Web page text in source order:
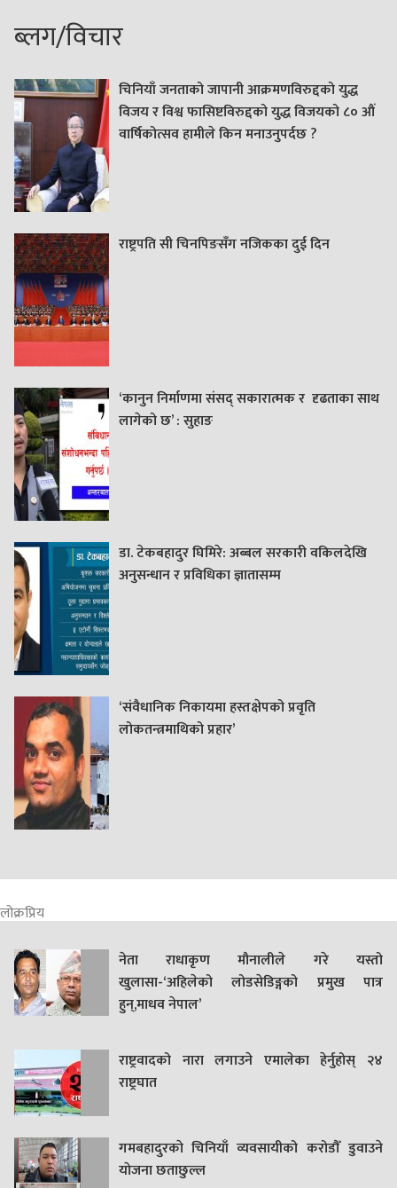
ब्लग/विचार
चिनियाँ जनताको जापानी आक्रमणविरुद्दको युद्ध
विजय र विश्व फासिष्टविरुद्दको युद्ध विजयको ८० औं
वार्षिकोत्सव हामीले किन मनाउनुपर्दछ ?
राष्ट्रपति सी चिनपिङसँग नजिकका दुई दिन
‘कानुन निर्माणमा संसद् सकारात्मक र दृढताका साथ
लागेको छ’ : सुहाङ
डा. टेकबहादुर घिमिरे: अब्बल सरकारी वकिलदेखि
अनुसन्धान र प्रविधिका ज्ञातासम्म
‘संवैधानिक निकायमा हस्तक्षेपको प्रवृति
लोकतन्त्रमाथिको प्रहार’
लोक्रप्रिय
नेता राधाकृण मौनालीले गरे यस्तो
खुलासा-‘अहिलेको लोडसेडिङ्गको प्रमुख पात्र
हुन्,माधव नेपाल’
राष्ट्रवादको नारा लगाउने एमालेका हेर्नुहोस् २४
राष्ट्रघात
गमबहादुरकाे चिनियाँ व्यवसायीको करोडौँ डुवाउने
याेजना छताछुल्ल